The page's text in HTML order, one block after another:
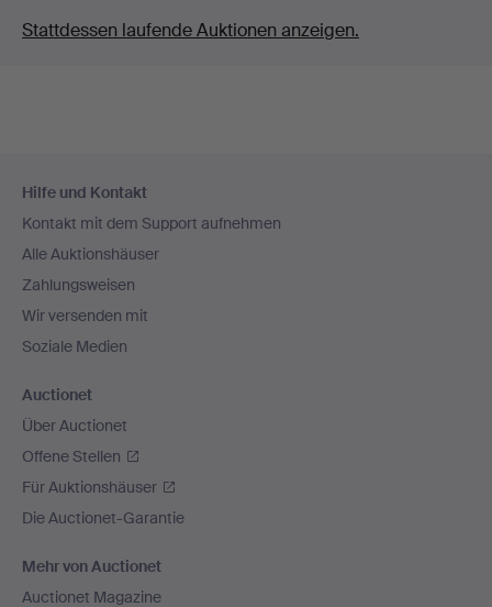
Stattdessen laufende Auktionen anzeigen.
Navigation
Hilfe und Kontakt
Kontakt mit dem Support aufnehmen
Alle Auktionshäuser
Zahlungsweisen
Wir versenden mit
Soziale Medien
Auctionet
Über Auctionet
Offene Stellen
Für Auktionshäuser
Die Auctionet-Garantie
Mehr von Auctionet
Auctionet Magazine